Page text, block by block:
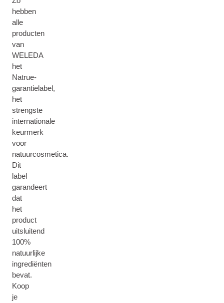
hebben
alle
producten
van
WELEDA
het
Natrue-
garantielabel,
het
strengste
internationale
keurmerk
voor
natuurcosmetica.
Dit
label
garandeert
dat
het
product
uitsluitend
100%
natuurlijke
ingrediënten
bevat.
Koop
je